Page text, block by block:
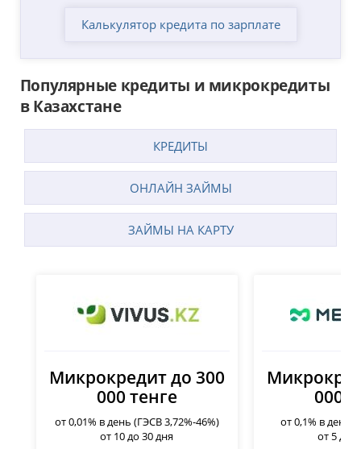
Калькулятор кредита по зарплате
Популярные кредиты и микрокредиты
в Казахстане
КРЕДИТЫ
ОНЛАЙН ЗАЙМЫ
ЗАЙМЫ НА КАРТУ
Микрокредит до 300
000 тенге
от 0,01% в день (ГЭСВ 3,72%-46%)
от 10 до 30 дня
000
от 0,1% в день
от 5 до